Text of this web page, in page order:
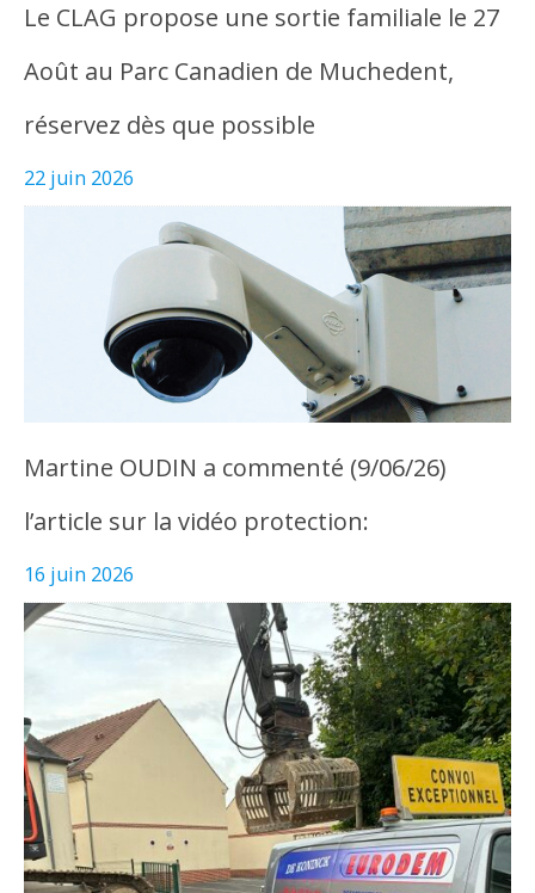
Le CLAG propose une sortie familiale le 27
Août au Parc Canadien de Muchedent,
réservez dès que possible
22 juin 2026
Martine OUDIN a commenté (9/06/26)
l’article sur la vidéo protection:
16 juin 2026